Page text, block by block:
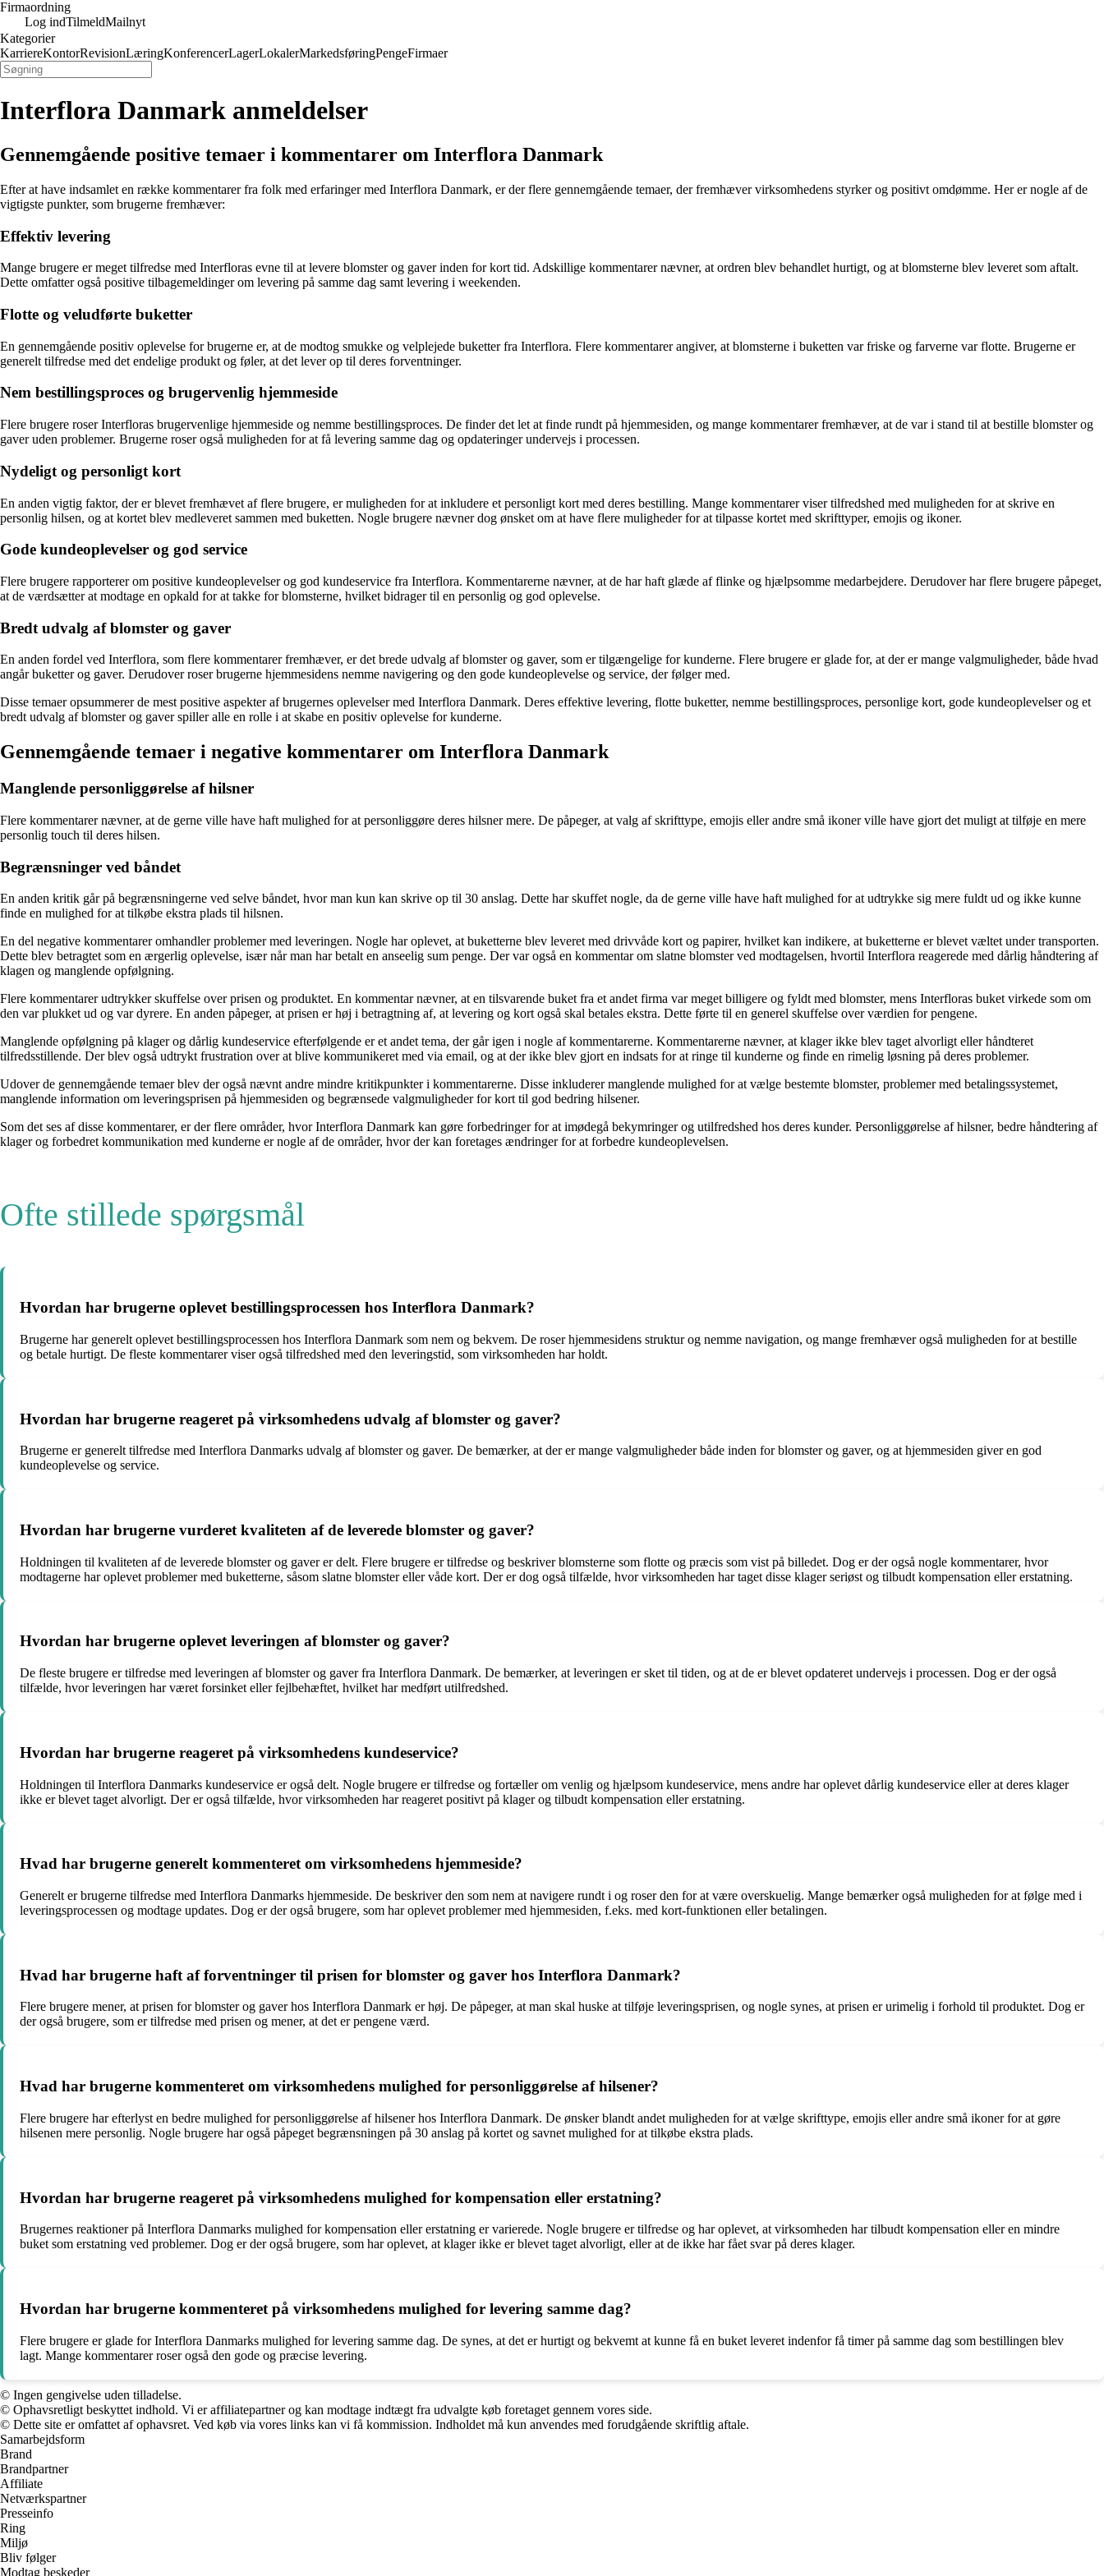
Firmaordning
Log indTilmeldMailnyt
Kategorier
KarriereKontorRevisionLæringKonferencerLagerLokalerMarkedsføringPengeFirmaer
Interflora Danmark anmeldelser
Gennemgående positive temaer i kommentarer om Interflora Danmark
Efter at have indsamlet en række kommentarer fra folk med erfaringer med Interflora Danmark, er der flere gennemgående temaer, der fremhæver virksomhedens styrker og positivt omdømme. Her er nogle af de
vigtigste punkter, som brugerne fremhæver:
Effektiv levering
Mange brugere er meget tilfredse med Interfloras evne til at levere blomster og gaver inden for kort tid. Adskillige kommentarer nævner, at ordren blev behandlet hurtigt, og at blomsterne blev leveret som aftalt.
Dette omfatter også positive tilbagemeldinger om levering på samme dag samt levering i weekenden.
Flotte og veludførte buketter
En gennemgående positiv oplevelse for brugerne er, at de modtog smukke og velplejede buketter fra Interflora. Flere kommentarer angiver, at blomsterne i buketten var friske og farverne var flotte. Brugerne er
generelt tilfredse med det endelige produkt og føler, at det lever op til deres forventninger.
Nem bestillingsproces og brugervenlig hjemmeside
Flere brugere roser Interfloras brugervenlige hjemmeside og nemme bestillingsproces. De finder det let at finde rundt på hjemmesiden, og mange kommentarer fremhæver, at de var i stand til at bestille blomster og
gaver uden problemer. Brugerne roser også muligheden for at få levering samme dag og opdateringer undervejs i processen.
Nydeligt og personligt kort
En anden vigtig faktor, der er blevet fremhævet af flere brugere, er muligheden for at inkludere et personligt kort med deres bestilling. Mange kommentarer viser tilfredshed med muligheden for at skrive en
personlig hilsen, og at kortet blev medleveret sammen med buketten. Nogle brugere nævner dog ønsket om at have flere muligheder for at tilpasse kortet med skrifttyper, emojis og ikoner.
Gode kundeoplevelser og god service
Flere brugere rapporterer om positive kundeoplevelser og god kundeservice fra Interflora. Kommentarerne nævner, at de har haft glæde af flinke og hjælpsomme medarbejdere. Derudover har flere brugere påpeget,
at de værdsætter at modtage en opkald for at takke for blomsterne, hvilket bidrager til en personlig og god oplevelse.
Bredt udvalg af blomster og gaver
En anden fordel ved Interflora, som flere kommentarer fremhæver, er det brede udvalg af blomster og gaver, som er tilgængelige for kunderne. Flere brugere er glade for, at der er mange valgmuligheder, både hvad
angår buketter og gaver. Derudover roser brugerne hjemmesidens nemme navigering og den gode kundeoplevelse og service, der følger med.
Disse temaer opsummerer de mest positive aspekter af brugernes oplevelser med Interflora Danmark. Deres effektive levering, flotte buketter, nemme bestillingsproces, personlige kort, gode kundeoplevelser og et
bredt udvalg af blomster og gaver spiller alle en rolle i at skabe en positiv oplevelse for kunderne.
Gennemgående temaer i negative kommentarer om Interflora Danmark
Manglende personliggørelse af hilsner
Flere kommentarer nævner, at de gerne ville have haft mulighed for at personliggøre deres hilsner mere. De påpeger, at valg af skrifttype, emojis eller andre små ikoner ville have gjort det muligt at tilføje en mere
personlig touch til deres hilsen.
Begrænsninger ved båndet
En anden kritik går på begrænsningerne ved selve båndet, hvor man kun kan skrive op til 30 anslag. Dette har skuffet nogle, da de gerne ville have haft mulighed for at udtrykke sig mere fuldt ud og ikke kunne
finde en mulighed for at tilkøbe ekstra plads til hilsnen.
En del negative kommentarer omhandler problemer med leveringen. Nogle har oplevet, at buketterne blev leveret med drivvåde kort og papirer, hvilket kan indikere, at buketterne er blevet væltet under transporten.
Dette blev betragtet som en ærgerlig oplevelse, især når man har betalt en anseelig sum penge. Der var også en kommentar om slatne blomster ved modtagelsen, hvortil Interflora reagerede med dårlig håndtering af
klagen og manglende opfølgning.
Flere kommentarer udtrykker skuffelse over prisen og produktet. En kommentar nævner, at en tilsvarende buket fra et andet firma var meget billigere og fyldt med blomster, mens Interfloras buket virkede som om
den var plukket ud og var dyrere. En anden påpeger, at prisen er høj i betragtning af, at levering og kort også skal betales ekstra. Dette førte til en generel skuffelse over værdien for pengene.
Manglende opfølgning på klager og dårlig kundeservice efterfølgende er et andet tema, der går igen i nogle af kommentarerne. Kommentarerne nævner, at klager ikke blev taget alvorligt eller håndteret
tilfredsstillende. Der blev også udtrykt frustration over at blive kommunikeret med via email, og at der ikke blev gjort en indsats for at ringe til kunderne og finde en rimelig løsning på deres problemer.
Udover de gennemgående temaer blev der også nævnt andre mindre kritikpunkter i kommentarerne. Disse inkluderer manglende mulighed for at vælge bestemte blomster, problemer med betalingssystemet,
manglende information om leveringsprisen på hjemmesiden og begrænsede valgmuligheder for kort til god bedring hilsener.
Som det ses af disse kommentarer, er der flere områder, hvor Interflora Danmark kan gøre forbedringer for at imødegå bekymringer og utilfredshed hos deres kunder. Personliggørelse af hilsner, bedre håndtering af
klager og forbedret kommunikation med kunderne er nogle af de områder, hvor der kan foretages ændringer for at forbedre kundeoplevelsen.
Ofte stillede spørgsmål
Hvordan har brugerne oplevet bestillingsprocessen hos Interflora Danmark?
Brugerne har generelt oplevet bestillingsprocessen hos Interflora Danmark som nem og bekvem. De roser hjemmesidens struktur og nemme navigation, og mange fremhæver også muligheden for at bestille
og betale hurtigt. De fleste kommentarer viser også tilfredshed med den leveringstid, som virksomheden har holdt.
Hvordan har brugerne reageret på virksomhedens udvalg af blomster og gaver?
Brugerne er generelt tilfredse med Interflora Danmarks udvalg af blomster og gaver. De bemærker, at der er mange valgmuligheder både inden for blomster og gaver, og at hjemmesiden giver en god
kundeoplevelse og service.
Hvordan har brugerne vurderet kvaliteten af de leverede blomster og gaver?
Holdningen til kvaliteten af de leverede blomster og gaver er delt. Flere brugere er tilfredse og beskriver blomsterne som flotte og præcis som vist på billedet. Dog er der også nogle kommentarer, hvor
modtagerne har oplevet problemer med buketterne, såsom slatne blomster eller våde kort. Der er dog også tilfælde, hvor virksomheden har taget disse klager seriøst og tilbudt kompensation eller erstatning.
Hvordan har brugerne oplevet leveringen af blomster og gaver?
De fleste brugere er tilfredse med leveringen af blomster og gaver fra Interflora Danmark. De bemærker, at leveringen er sket til tiden, og at de er blevet opdateret undervejs i processen. Dog er der også
tilfælde, hvor leveringen har været forsinket eller fejlbehæftet, hvilket har medført utilfredshed.
Hvordan har brugerne reageret på virksomhedens kundeservice?
Holdningen til Interflora Danmarks kundeservice er også delt. Nogle brugere er tilfredse og fortæller om venlig og hjælpsom kundeservice, mens andre har oplevet dårlig kundeservice eller at deres klager
ikke er blevet taget alvorligt. Der er også tilfælde, hvor virksomheden har reageret positivt på klager og tilbudt kompensation eller erstatning.
Hvad har brugerne generelt kommenteret om virksomhedens hjemmeside?
Generelt er brugerne tilfredse med Interflora Danmarks hjemmeside. De beskriver den som nem at navigere rundt i og roser den for at være overskuelig. Mange bemærker også muligheden for at følge med i
leveringsprocessen og modtage updates. Dog er der også brugere, som har oplevet problemer med hjemmesiden, f.eks. med kort-funktionen eller betalingen.
Hvad har brugerne haft af forventninger til prisen for blomster og gaver hos Interflora Danmark?
Flere brugere mener, at prisen for blomster og gaver hos Interflora Danmark er høj. De påpeger, at man skal huske at tilføje leveringsprisen, og nogle synes, at prisen er urimelig i forhold til produktet. Dog er
der også brugere, som er tilfredse med prisen og mener, at det er pengene værd.
Hvad har brugerne kommenteret om virksomhedens mulighed for personliggørelse af hilsener?
Flere brugere har efterlyst en bedre mulighed for personliggørelse af hilsener hos Interflora Danmark. De ønsker blandt andet muligheden for at vælge skrifttype, emojis eller andre små ikoner for at gøre
hilsenen mere personlig. Nogle brugere har også påpeget begrænsningen på 30 anslag på kortet og savnet mulighed for at tilkøbe ekstra plads.
Hvordan har brugerne reageret på virksomhedens mulighed for kompensation eller erstatning?
Brugernes reaktioner på Interflora Danmarks mulighed for kompensation eller erstatning er varierede. Nogle brugere er tilfredse og har oplevet, at virksomheden har tilbudt kompensation eller en mindre
buket som erstatning ved problemer. Dog er der også brugere, som har oplevet, at klager ikke er blevet taget alvorligt, eller at de ikke har fået svar på deres klager.
Hvordan har brugerne kommenteret på virksomhedens mulighed for levering samme dag?
Flere brugere er glade for Interflora Danmarks mulighed for levering samme dag. De synes, at det er hurtigt og bekvemt at kunne få en buket leveret indenfor få timer på samme dag som bestillingen blev
lagt. Mange kommentarer roser også den gode og præcise levering.
© Ingen gengivelse uden tilladelse.
© Ophavsretligt beskyttet indhold. Vi er affiliatepartner og kan modtage indtægt fra udvalgte køb foretaget gennem vores side.
© Dette site er omfattet af ophavsret. Ved køb via vores links kan vi få kommission. Indholdet må kun anvendes med forudgående skriftlig aftale.
Samarbejdsform
Brand
Brandpartner
Affiliate
Netværkspartner
Presseinfo
Ring
Miljø
Bliv følger
Modtag beskeder